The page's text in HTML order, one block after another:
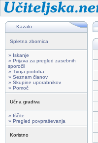
Kazalo
Spletna zbornica
» Iskanje
» Prijava za pregled zasebnih
sporočil
» Tvoja podoba
» Seznam članov
» Skupine uporabnikov
» Pomoč
Učna gradiva
» Iščite
» Pregled povpraševanja
Koristno